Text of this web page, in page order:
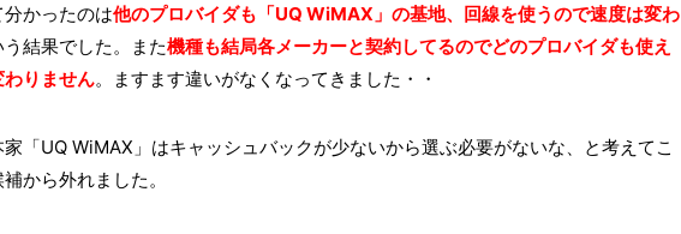
かったのは他のプロバイダも「UQ WiMAX」の基地、回線を使うので速度は変わ
う結果でした。また機種も結局各メーカーと契約してるのでどのプロバイダも使え
りません。ますます違いがなくなってきました・・
「UQ WiMAX」はキャッシュバックが少ないから選ぶ必要がないな、と考えてこ
から外れました。